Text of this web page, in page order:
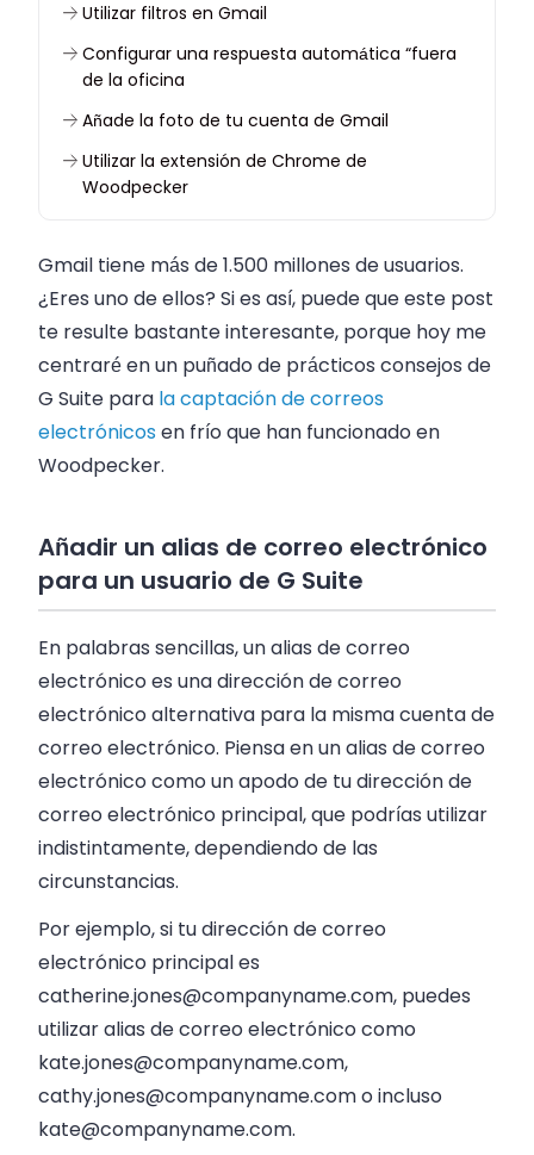
Utilizar filtros en Gmail
Configurar una respuesta automática “fuera
de la oficina
Añade la foto de tu cuenta de Gmail
Utilizar la extensión de Chrome de
Woodpecker
Gmail tiene más de 1.500 millones de usuarios.
¿Eres uno de ellos? Si es así, puede que este post
te resulte bastante interesante, porque hoy me
centraré en un puñado de prácticos consejos de
G Suite para la captación de correos
electrónicosen frío que han funcionado en
Woodpecker.
Añadir un alias de correo electrónico
para un usuario de G Suite
En palabras sencillas, un alias de correo
electrónico es una dirección de correo
electrónico alternativa para la misma cuenta de
correo electrónico. Piensa en un alias de correo
electrónico como un apodo de tu dirección de
correo electrónico principal, que podrías utilizar
indistintamente, dependiendo de las
circunstancias.
Por ejemplo, si tu dirección de correo
electrónico principal es
catherine.jones@companyname.com, puedes
utilizar alias de correo electrónico como
kate.jones@companyname.com,
cathy.jones@companyname.como incluso
kate@companyname.com.